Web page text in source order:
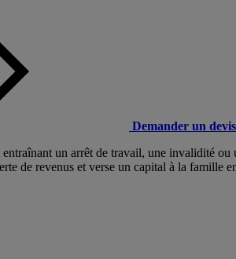
Demander un devis
un arrêt de travail, une invalidité ou
de revenus et verse un capital à la famille